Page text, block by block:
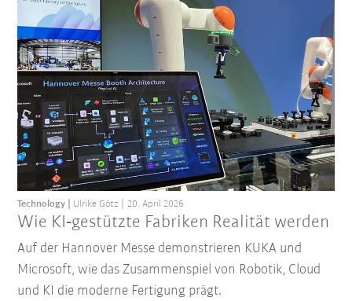
Wie KI‑gestützte Fabriken Realität werden
Technology Ulrike Götz 20. April 2026
Auf der Hannover Messe demonstrieren KUKA und
Microsoft, wie das Zusammenspiel von Robotik, Cloud
und KI die moderne Fertigung prägt.